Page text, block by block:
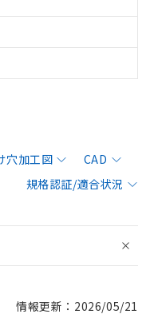
穴加工図
CAD
規格認証/適合状況
情報更新：2026/05/21